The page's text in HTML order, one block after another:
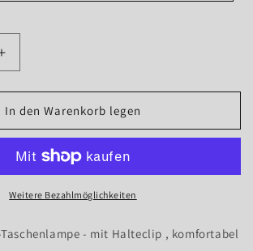
Erhöhe
die
Menge
für
LED-
Taschenlampe
&quot;Metall
Fuchs&quot;
In den Warenkorb legen
Weitere Bezahlmöglichkeiten
Taschenlampe - mit Halteclip , komfortabel